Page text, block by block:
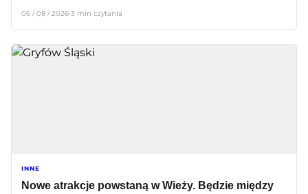
06 / 08 / 2026•3 min czytania
INNE
Nowe atrakcje powstaną w Wieży. Będzie między